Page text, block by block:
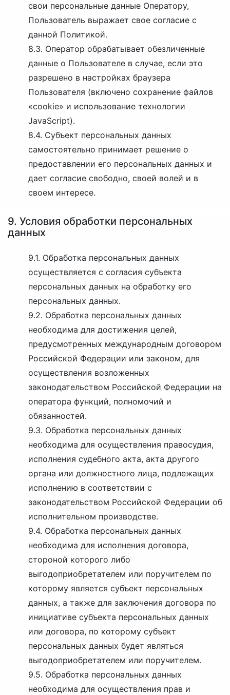
свои персональные данные Оператору,
Пользователь выражает свое согласие с
данной Политикой.
8.3. Оператор обрабатывает обезличенные
данные о Пользователе в случае, если это
разрешено в настройках браузера
Пользователя (включено сохранение файлов
«cookie» и использование технологии
JavaScript).
8.4. Субъект персональных данных
самостоятельно принимает решение о
предоставлении его персональных данных и
дает согласие свободно, своей волей и в
своем интересе.
9. Условия обработки персональных
данных
9.1. Обработка персональных данных
осуществляется с согласия субъекта
персональных данных на обработку его
персональных данных.
9.2. Обработка персональных данных
необходима для достижения целей,
предусмотренных международным договором
Российской Федерации или законом, для
осуществления возложенных
законодательством Российской Федерации на
оператора функций, полномочий и
обязанностей.
9.3. Обработка персональных данных
необходима для осуществления правосудия,
исполнения судебного акта, акта другого
органа или должностного лица, подлежащих
исполнению в соответствии с
законодательством Российской Федерации об
исполнительном производстве.
9.4. Обработка персональных данных
необходима для исполнения договора,
стороной которого либо
выгодоприобретателем или поручителем по
которому является субъект персональных
данных, а также для заключения договора по
инициативе субъекта персональных данных
или договора, по которому субъект
персональных данных будет являться
выгодоприобретателем или поручителем.
9.5. Обработка персональных данных
необходима для осуществления прав и